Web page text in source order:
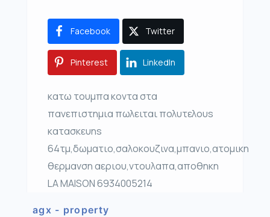
Facebook Twitter
Pinterest LinkedIn
κατω τουμπα κοντα στα
πανεπιστημια πωλειται πολυτελουs
κατασκευηs
64τμ,δωματιο,σαλοκουζινα,μπανιο,ατομικη
θερμανση αεριου,ντουλαπα,αποθηκη
LA MAISON 6934005214
agx - property